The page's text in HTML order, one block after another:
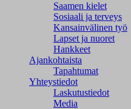
Saamen kielet
Sosiaali ja terveys
Kansainvälinen työ
Lapset ja nuoret
Hankkeet
Ajankohtaista
Tapahtumat
Yhteystiedot
Laskutustiedot
Media